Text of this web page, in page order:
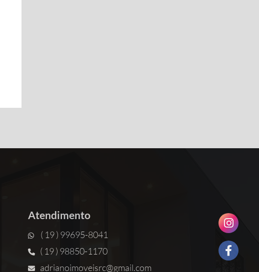
Atendimento
( 19 ) 99695-8041
( 19 ) 98850-1170
adrianoimoveisrc@gmail.com